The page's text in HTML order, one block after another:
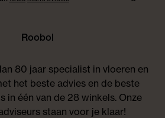
80 jaar specialist in vloeren en
het beste advies en de beste
in één van de 28 winkels. Onze
staan voor je klaar!